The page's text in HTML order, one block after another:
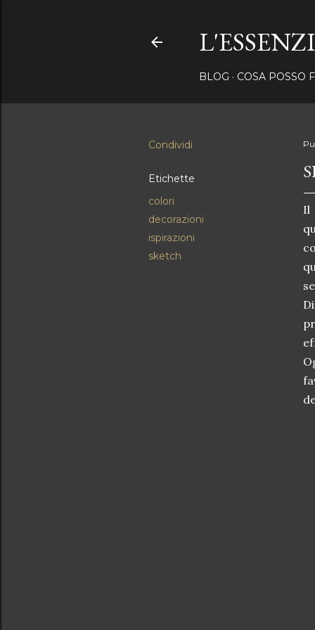
BLOG COSA POSSO
Condividi
Etichette
colori
decorazioni
ispirazioni
sketch
Il